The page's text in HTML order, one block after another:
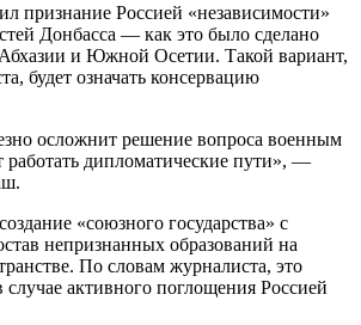
признание Россией «независимости»
Донбасса — как это было сделано
и Южной Осетии. Такой вариант,
будет означать консервацию
осложнит решение вопроса военным
работать дипломатические пути», —
«союзного государства» с
непризнанных образований на
По словам журналиста, это
активного поглощения Россией